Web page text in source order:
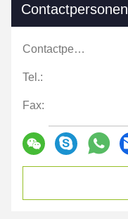
Contactpersonen
Contactpersonen:
Tel.:
Fax: